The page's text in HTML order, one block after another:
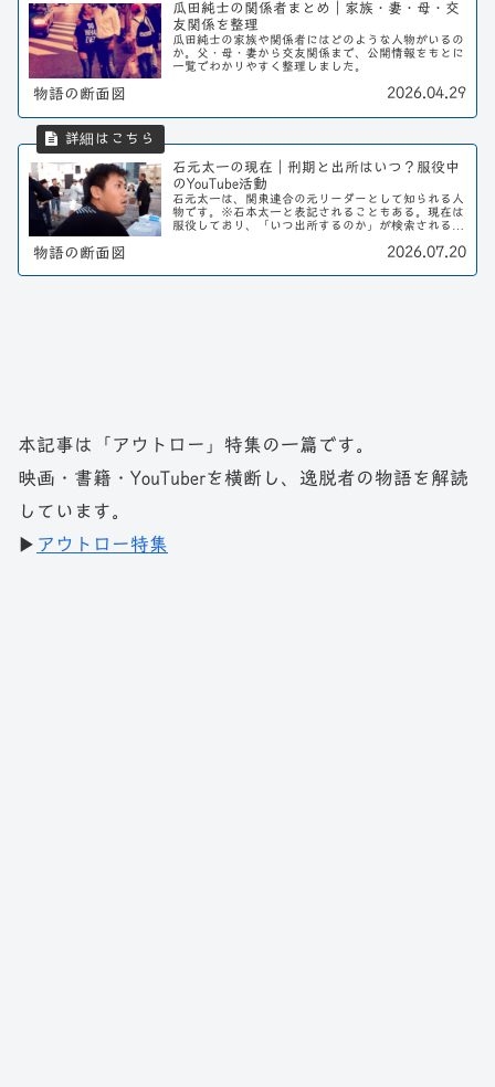
瓜田純士の関係者まとめ｜家族・妻・母・交
友関係を整理
瓜田純士の家族や関係者にはどのような人物がいるの
か。父・母・妻から交友関係まで、公開情報をもとに
一覧でわかりやすく整理しました。
物語の断面図 2026.04.29
石元太一の現在｜刑期と出所はいつ？服役中
のYouTube活動
石元太一は、関東連合の元リーダーとして知られる人
物です。※石本太一と表記されることもある。現在は
服役しており、「いつ出所するのか」が検索されるこ
現在の状況、そして服役中に始めたYouTube活...
物語の断面図 2026.07.20
本記事は「アウトロー」特集の一篇です。
映画・書籍・YouTuberを横断し、逸脱者の物語を解読
しています。
▶ アウトロー特集